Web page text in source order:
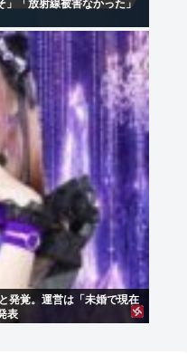
」「放射線被害なかった」
発覚。運営は「未婚で現在
表